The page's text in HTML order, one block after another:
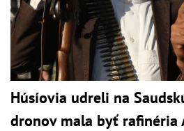
Húsíovia udreli na
dronov mala byť rafinéria